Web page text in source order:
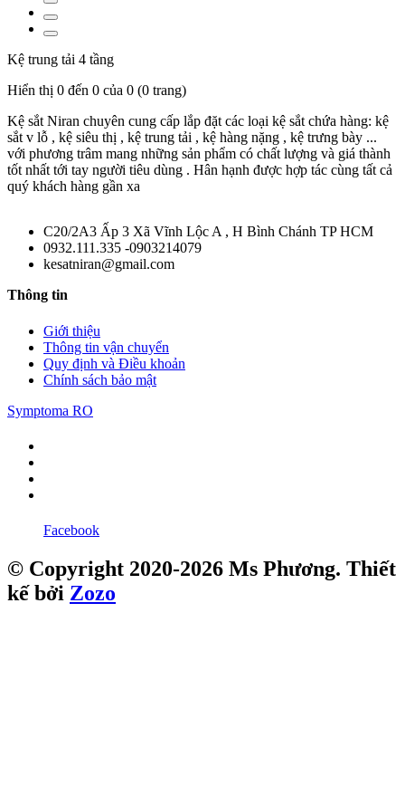
Kệ trung tải 4 tầng
Hiển thị 0 đến 0 của 0 (0 trang)
Kệ sắt Niran chuyên cung cấp lắp đặt các loại kệ sắt chứa hàng: kệ
sắt v lỗ , kệ siêu thị , kệ trung tải , kệ hàng nặng , kệ trưng bày ...
với phương trâm mang những sản phẩm có chất lượng và giá thành
tốt nhất tới tay người tiêu dùng . Hân hạnh được hợp tác cùng tất cả
quý khách hàng gần xa
C20/2A3 Ấp 3 Xã Vĩnh Lộc A , H Bình Chánh TP HCM
0932.111.335 -0903214079
kesatniran@gmail.com
Thông tin
Giới thiệu
Thông tin vận chuyển
Quy định và Điều khoản
Chính sách bảo mật
Symptoma RO
Facebook
© Copyright 2020-2026 Ms Phương. Thiết
kế bởi Zozo